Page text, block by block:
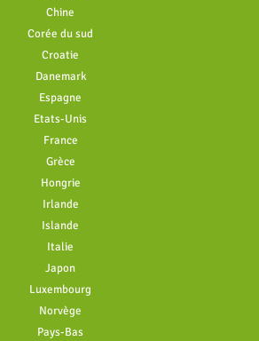
Chine
Corée du sud
Croatie
Danemark
Espagne
Etats-Unis
France
Grèce
Hongrie
Irlande
Islande
Italie
Japon
Luxembourg
Norvège
Pays-Bas